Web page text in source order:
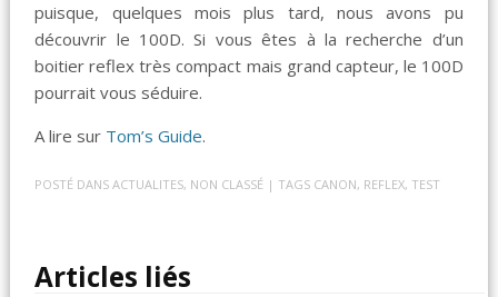
puisque, quelques mois plus tard, nous avons pu
découvrir le 100D. Si vous êtes à la recherche d’un
boitier reflex très compact mais grand capteur, le 100D
pourrait vous séduire.
A lire sur Tom’s Guide.
POSTÉ DANSACTUALITES, NON CLASSÉ | TAGS CANON, REFLEX, TEST
Articles liés